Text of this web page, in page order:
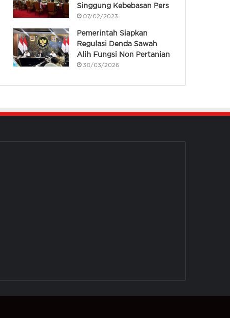
Singgung Kebebasan Pers
07/02/2023
Pemerintah Siapkan
Regulasi Denda Sawah
Alih Fungsi Non Pertanian
30/03/2026